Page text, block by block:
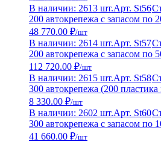
В наличии: 2613 шт.Арт. St56
200 автокрепежа с запасом по
48 770.00 ₽/шт
В наличии: 2614 шт.Арт. St57
200 автокрепежа с запасом по
112 720.00 ₽/шт
В наличии: 2615 шт.Арт. St58
300 автокрепежа (200
8 330.00 ₽/шт
В наличии: 2602 шт.Арт. St60
300 автокрепежа с запасом по
41 660.00 ₽/шт